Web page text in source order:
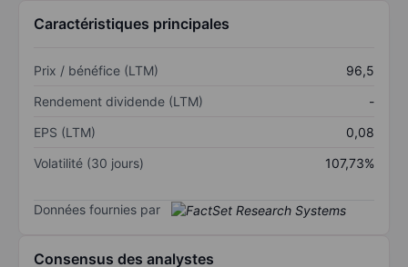
Caractéristiques principales
Prix / bénéfice (LTM)
96,5
Rendement dividende (LTM)
-
EPS (LTM)
0,08
Volatilité (30 jours)
107,73%
Données fournies par
Consensus des analystes